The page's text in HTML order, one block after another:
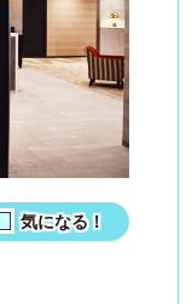
気になる！